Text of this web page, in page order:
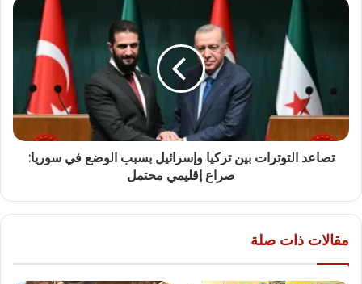
تصاعد التوترات بين تركيا وإسرائيل بسبب الوضع في سوريا:
صراع إقليمي محتمل
مقالات ذات صلة